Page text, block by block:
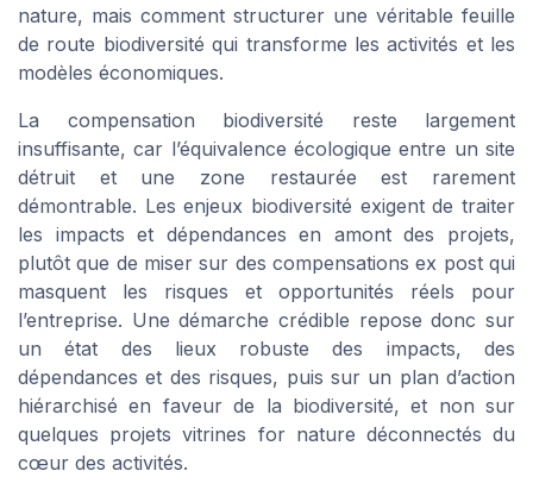
nature, mais comment structurer une véritable feuille
de route biodiversité qui transforme les activités et les
modèles économiques.
La compensation biodiversité reste largement
insuffisante, car l’équivalence écologique entre un site
détruit et une zone restaurée est rarement
démontrable. Les enjeux biodiversité exigent de traiter
les impacts et dépendances en amont des projets,
plutôt que de miser sur des compensations ex post qui
masquent les risques et opportunités réels pour
l’entreprise. Une démarche crédible repose donc sur
un état des lieux robuste des impacts, des
dépendances et des risques, puis sur un plan d’action
hiérarchisé en faveur de la biodiversité, et non sur
quelques projets vitrines for nature déconnectés du
cœur des activités.